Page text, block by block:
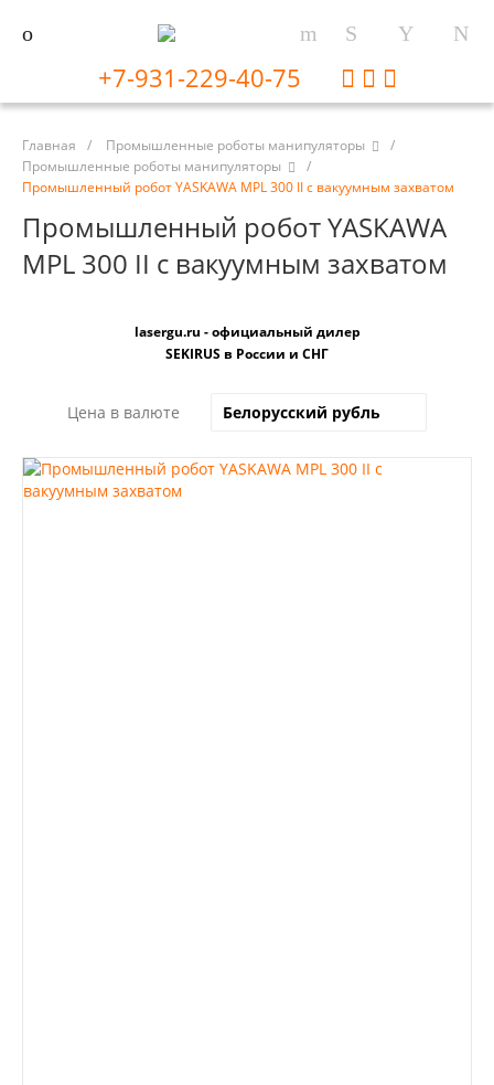
+7-931-229-40-75
Главная / Промышленные роботы манипуляторы
/
Промышленные роботы манипуляторы
/
Промышленный робот YASKAWA MPL 300 II с вакуумным захватом
Промышленный робот YASKAWA
MPL 300 II с вакуумным захватом
Цена в валюте
lasergu.ru - официальный дилер
SEKIRUS в России и СНГ